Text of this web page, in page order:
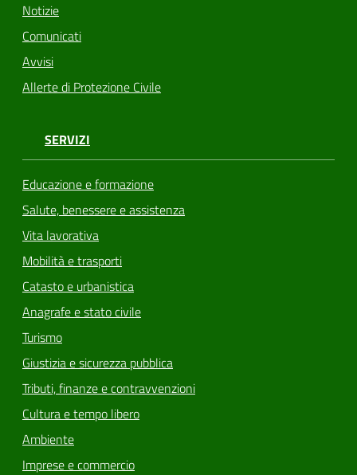
Notizie
Comunicati
Avvisi
Allerte di Protezione Civile
SERVIZI
Educazione e formazione
Salute, benessere e assistenza
Vita lavorativa
Mobilità e trasporti
Catasto e urbanistica
Anagrafe e stato civile
Turismo
Giustizia e sicurezza pubblica
Tributi, finanze e contravvenzioni
Cultura e tempo libero
Ambiente
Imprese e commercio